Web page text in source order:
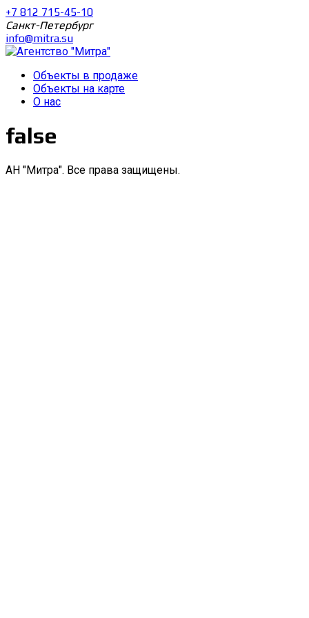
+7 812 715-45-10
Санкт-Петербург
info@mitra.su
Объекты в продаже
Объекты на карте
О нас
false
АН "Митра". Все права защищены.